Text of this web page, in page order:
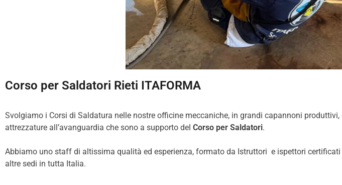
Corso per Saldatori Rieti ITAFORMA
Svolgiamo i Corsi di Saldatura nelle nostre officine meccaniche, in grandi capannoni
attrezzature all’avanguardia che sono a supporto del Corso per Saldatori.
Abbiamo uno staff di altissima qualità ed esperienza, formato da Istruttori e ispettori certificati
altre sedi in tutta Italia.